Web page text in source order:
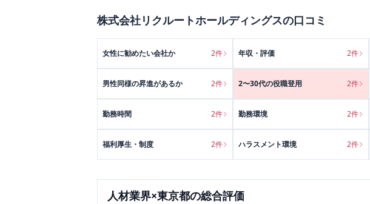
株式会社リクルートホールディングスの口コミ
女性に勧めたい会社か 2件 年収・評価 2件
男性同様の昇進があるか 2件 2〜30代の役職登用 2件
勤務時間 2件 勤務環境 2件
福利厚生・制度 2件 ハラスメント環境 2件
人材業界×東京都の総合評価